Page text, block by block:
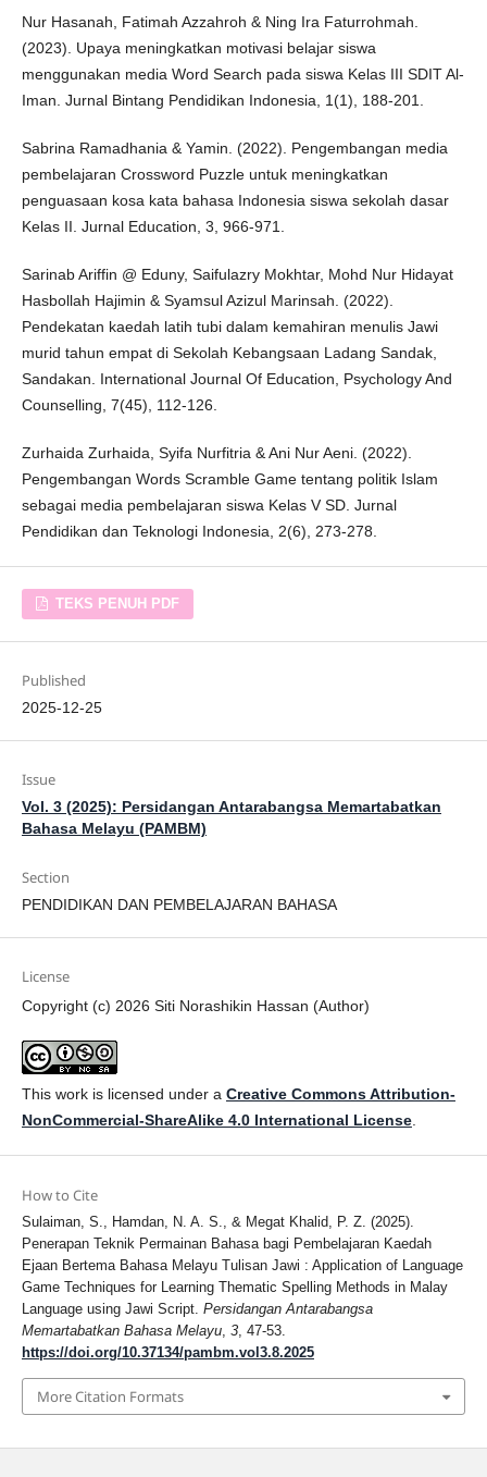
Nur Hasanah, Fatimah Azzahroh & Ning Ira Faturrohmah.
(2023). Upaya meningkatkan motivasi belajar siswa
menggunakan media Word Search pada siswa Kelas III SDIT Al-
Iman. Jurnal Bintang Pendidikan Indonesia, 1(1), 188-201.
Sabrina Ramadhania & Yamin. (2022). Pengembangan media
pembelajaran Crossword Puzzle untuk meningkatkan
penguasaan kosa kata bahasa Indonesia siswa sekolah dasar
Kelas II. Jurnal Education, 3, 966-971.
Sarinab Ariffin @ Eduny, Saifulazry Mokhtar, Mohd Nur Hidayat
Hasbollah Hajimin & Syamsul Azizul Marinsah. (2022).
Pendekatan kaedah latih tubi dalam kemahiran menulis Jawi
murid tahun empat di Sekolah Kebangsaan Ladang Sandak,
Sandakan. International Journal Of Education, Psychology And
Counselling, 7(45), 112-126.
Zurhaida Zurhaida, Syifa Nurfitria & Ani Nur Aeni. (2022).
Pengembangan Words Scramble Game tentang politik Islam
sebagai media pembelajaran siswa Kelas V SD. Jurnal
Pendidikan dan Teknologi Indonesia, 2(6), 273-278.
TEKS PENUH PDF
Published
2025-12-25
Issue
Vol. 3 (2025): Persidangan Antarabangsa Memartabatkan
Bahasa Melayu (PAMBM)
Section
PENDIDIKAN DAN PEMBELAJARAN BAHASA
License
Copyright (c) 2026 Siti Norashikin Hassan (Author)
This work is licensed under a Creative Commons Attribution-
NonCommercial-ShareAlike 4.0 International License.
How to Cite
Sulaiman, S., Hamdan, N. A. S., & Megat Khalid, P. Z. (2025).
Penerapan Teknik Permainan Bahasa bagi Pembelajaran Kaedah
Ejaan Bertema Bahasa Melayu Tulisan Jawi : Application of Language
Game Techniques for Learning Thematic Spelling Methods in Malay
Language using Jawi Script. Persidangan Antarabangsa
Memartabatkan Bahasa Melayu, 3, 47-53.
https://doi.org/10.37134/pambm.vol3.8.2025
More Citation Formats